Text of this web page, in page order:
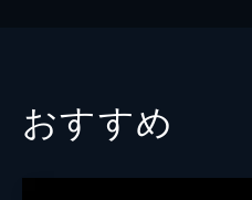
脚本
おすすめ